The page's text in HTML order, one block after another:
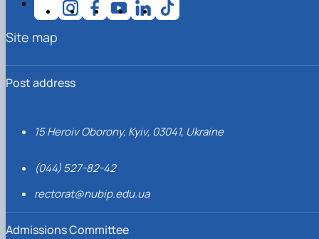
Post address
15 Heroiv Oborony, Kyiv, 03041, Ukraine
(044) 527-82-42
rectorat@nubip.edu.ua
Admissions Committee
Site map